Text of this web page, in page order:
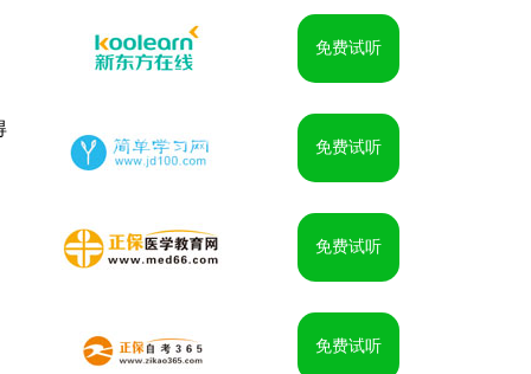
免费试听
免费试听
免费试听
免费试听